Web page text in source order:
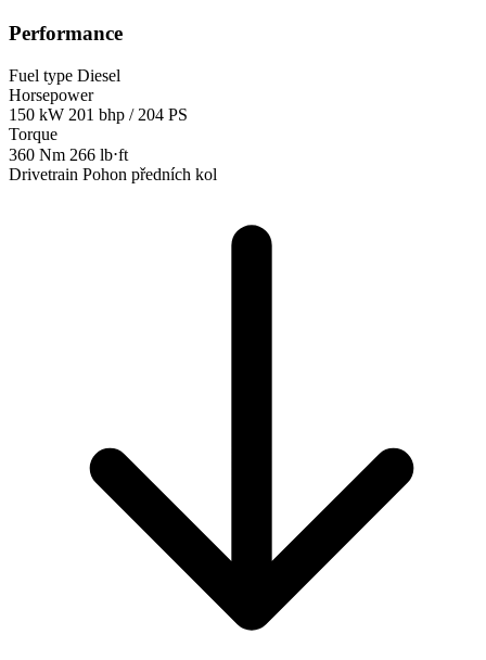
Performance
Fuel type Diesel
Horsepower
150 kW 201 bhp / 204 PS
Torque
360 Nm 266 lb⋅ft
Drivetrain Pohon předních kol